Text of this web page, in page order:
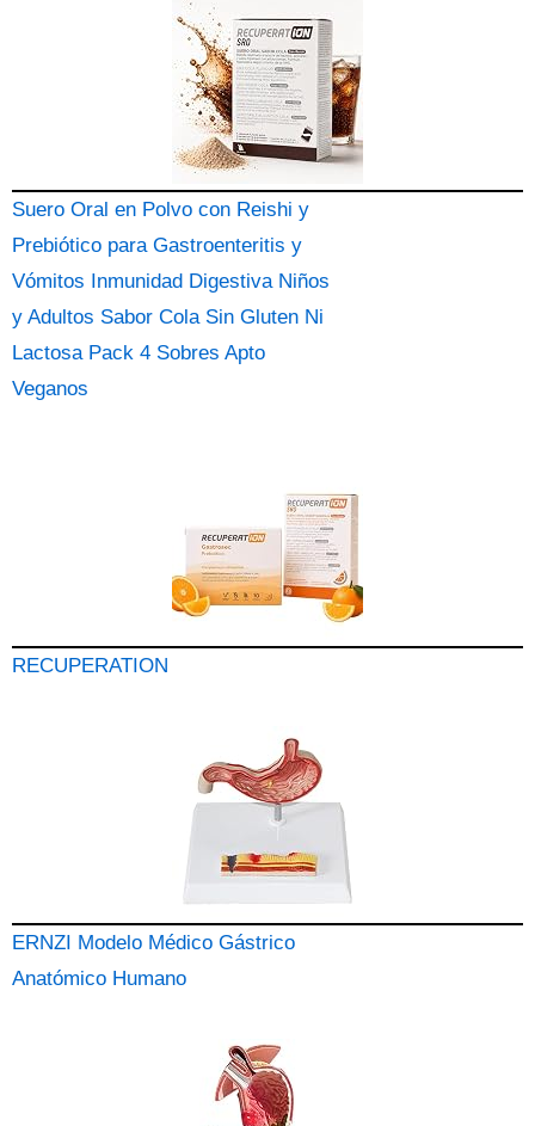
Suero Oral en Polvo con Reishi y
Prebiótico para Gastroenteritis y
Vómitos Inmunidad Digestiva Niños
y Adultos Sabor Cola Sin Gluten Ni
Lactosa Pack 4 Sobres Apto
Veganos
RECUPERATION
ERNZI Modelo Médico Gástrico
Anatómico Humano